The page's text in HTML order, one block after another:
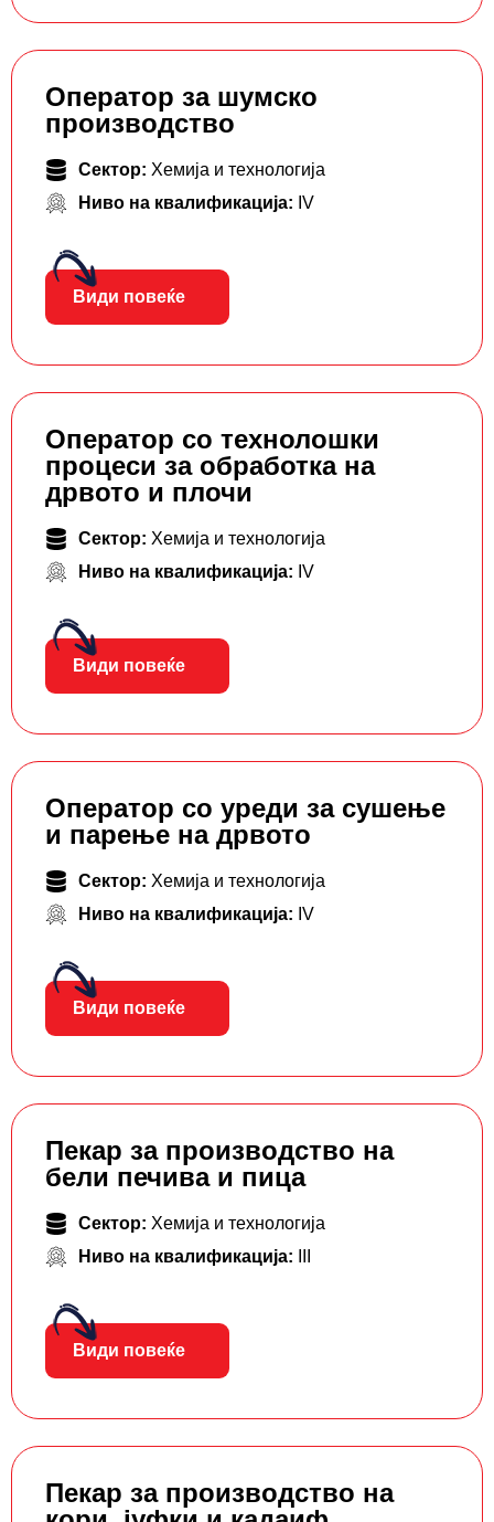
Оператор за шумско
производство
Сектор: Хемија и технологија
Ниво на квалификација: IV
Види повеќе
Оператор со технолошки
процеси за обработка на
дрвото и плочи
Сектор: Хемија и технологија
Ниво на квалификација: IV
Види повеќе
Оператор со уреди за сушење
и парење на дрвото
Сектор: Хемија и технологија
Ниво на квалификација: IV
Види повеќе
Пекар за производство на
бели печива и пица
Сектор: Хемија и технологија
Ниво на квалификација:
Види повеќе
Пекар за производство на